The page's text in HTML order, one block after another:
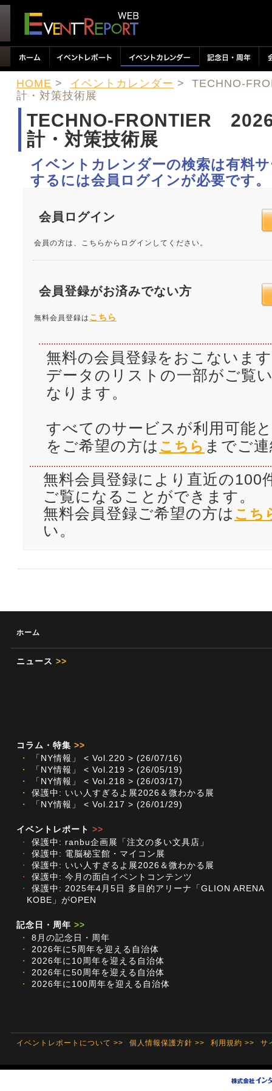
HOME > イベントカレンダー > TECHNO-
計・対策技術展
TECHNO-FRONTIER
計・対策技術展
イベントカレンダーの検索は有料
するには会員ログインが必要です。
会員ログイン
会員の方は、こちらからログインしてください。
会員登録がお済みでない方
無料会員登録は こちら
無料の会員登録をおこないま
データのリストの一部がご覧
なります。
すべてのサービスが利用可能
をご希望の方は こちら までご
無料会員登録により直近の100
ご覧になることができます。
無料会員登録ご希望の方は こち
い。
ホーム
ニュース >>
コラム・特集 >>
・
「NY情報」 < Vol.220 > (26/07/16)
・
「NY情報」 < Vol.219 > (26/05/19)
・
「NY情報」 < Vol.218 > (26/03/17)
・
保護中: いい人すぎるよ展2026＆微わかる展
・
「NY情報」 < Vol.217 > (26/01/29)
イベントレポート >>
・
保護中: ranbu企画展「注文の多い文具店」
・
保護中: 電脳秘宝館・マイコン展
・
保護中: いい人すぎるよ展2026＆微わかる展
・
保護中: 今月の面白イベントコンテンツ
・
保護中: 2025年4月5日 多目的アリーナ「GLION ARENA
KOBE」がOPEN
記念日・周年 >>
・
8月の記念日・周年
・
2026年に5周年を迎える自治体
・
2026年に10周年を迎える自治体
・
2026年に50周年を迎える自治体
・
2026年に100周年を迎える自治体
イベントレポートについて >> 個人情報保護方針 >> 利用規約 >> サ